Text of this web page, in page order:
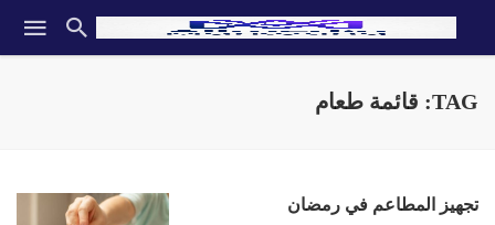
TAG: قائمة طعام
تجهيز المطاعم في رمضان